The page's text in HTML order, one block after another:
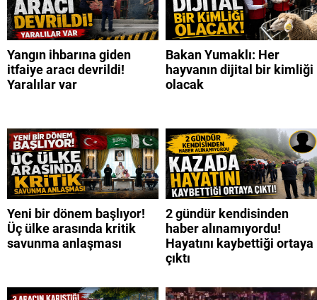
Yangın ihbarına giden
itfaiye aracı devrildi!
Yaralılar var
Bakan Yumaklı: Her
hayvanın dijital bir kimliği
olacak
Yeni bir dönem başlıyor!
Üç ülke arasında kritik
savunma anlaşması
2 gündür kendisinden
haber alınamıyordu!
Hayatını kaybettiği ortaya
çıktı